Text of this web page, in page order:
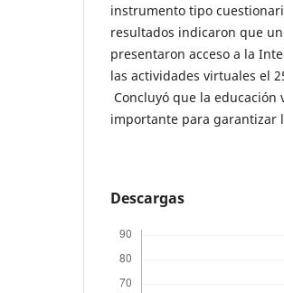
instrumento tipo
resultados indicaron que
presentaron acceso a la
las actividades virtuales el
Concluyó que la
importante para garantizar
Descargas